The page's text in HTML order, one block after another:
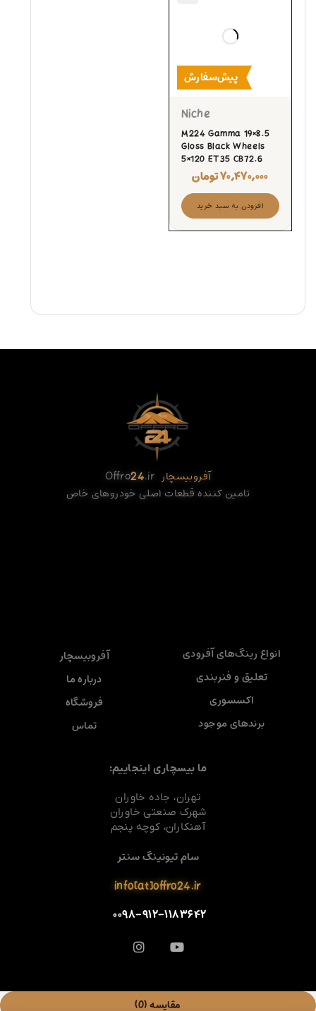
پیش‌سفارش
Niche
M224 Gamma 19×8.5
Gloss Black Wheels
5×120 ET35 CB72.6
۷۰,۴۷۰,۰۰۰تومان
افزودن به سبد خرید
آفروبیسچار Offro24.ir
تامین کننده قطعات اصلی خودروهای خاص
انواع رینگ‌های آفرودی
تعلیق و فنربندی
اکسسوری
برندهای موجود
آفروبیسچار
درباره ما
فروشگاه
تماس
ما بیسچاری اینجاییم:
تهران، جاده خاوران
شهرک صنعتی خاوران
آهنکاران، کوچه پنجم
سام تیونینگ سنتر
info[at]offro24.ir
۰۰۹۸-۹۱۲-۱۱۸۳۶۴۲
مقایسه(0)